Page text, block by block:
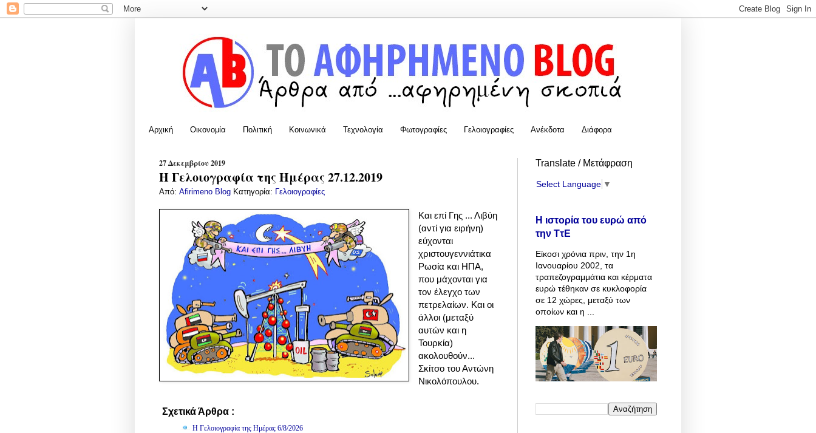
Αρχική Οικονομία Πολιτική Κοινωνικά Τεχνολογία Φωτογραφίες Γελοιογραφίες Ανέκδοτα Διάφορα
27 Δεκεμβρίου 2019
Η Γελοιογραφία της Ημέρας 27.12.2019
Από: Afirimeno Blog Κατηγορία: Γελοιογραφίες
Και επί Γης ... Λιβύη
(αντί για ειρήνη)
εύχονται
χριστουγεννιάτικα
Ρωσία και ΗΠΑ,
που μάχονται για
τον έλεγχο των
πετρελαίων. Και οι
άλλοι (μεταξύ
αυτών και η
Τουρκία)
ακολουθούν...
Σκίτσο του Αντώνη
Νικολόπουλου.
Σχετικά Άρθρα :
Η Γελοιογραφία της Ημέρας 6/8/2026
Translate / Μετάφραση
Select Language ▼
Η ιστορία του ευρώ από
την ΤτΕ
Είκοσι χρόνια πριν, την 1η
Ιανουαρίου 2002, τα
τραπεζογραμμάτια και κέρματα
ευρώ τέθηκαν σε κυκλοφορία
σε 12 χώρες, μεταξύ των
οποίων και η ...